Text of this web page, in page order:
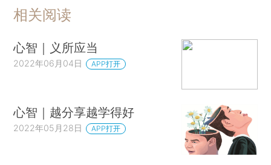
相关阅读
心智｜义所应当
2022年06月04日 APP打开
心智｜越分享越学得好
2022年05月28日 APP打开